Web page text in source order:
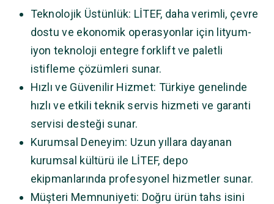
Teknolojik Üstünlük: LİTEF, daha verimli, çevre
dostu ve ekonomik operasyonlar için lityum-
iyon teknoloji entegre forklift ve paletli
istifleme çözümleri sunar.
Hızlı ve Güvenilir Hizmet: Türkiye genelinde
hızlı ve etkili teknik servis hizmeti ve garanti
servisi desteği sunar.
Kurumsal Deneyim: Uzun yıllara dayanan
kurumsal kültürü ile LİTEF, depo
ekipmanlarında profesyonel hizmetler sunar.
Müşteri Memnuniyeti: Doğru ürün tahs isini